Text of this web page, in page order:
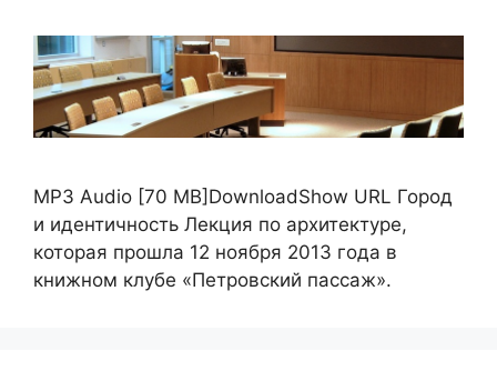
MP3 Audio [70 MB]DownloadShow URL Город
и идентичность Лекция по архитектуре,
которая прошла 12 ноября 2013 года в
книжном клубе «Петровский пассаж».